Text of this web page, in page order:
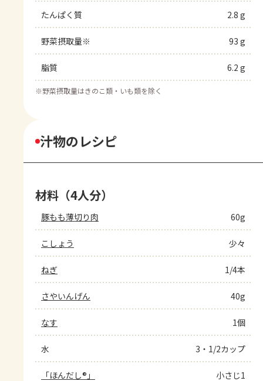
たんぱく質 2.8 g
野菜摂取量※ 93 g
脂質 6.2 g
※野菜摂取量はきのこ類・いも類を除く
汁物のレシピ
材料（4人分）
豚もも薄切り肉 60g
こしょう 少々
ねぎ 1/4本
さやいんげん 40g
なす 1個
水 3・1/2カップ
「ほんだし®」 小さじ1